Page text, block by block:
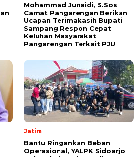
Mohammad Junaidi, S.Sos
Camat Pangarengan Berikan
Ucapan Terimakasih Bupati
Sampang Respon Cepat
Keluhan Masyarakat
Pangarengan Terkait PJU
Jatim
Bantu Ringankan Beban
Operasional, YALPK Sidoarjo